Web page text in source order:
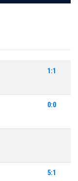
1:1
0:0
5:1